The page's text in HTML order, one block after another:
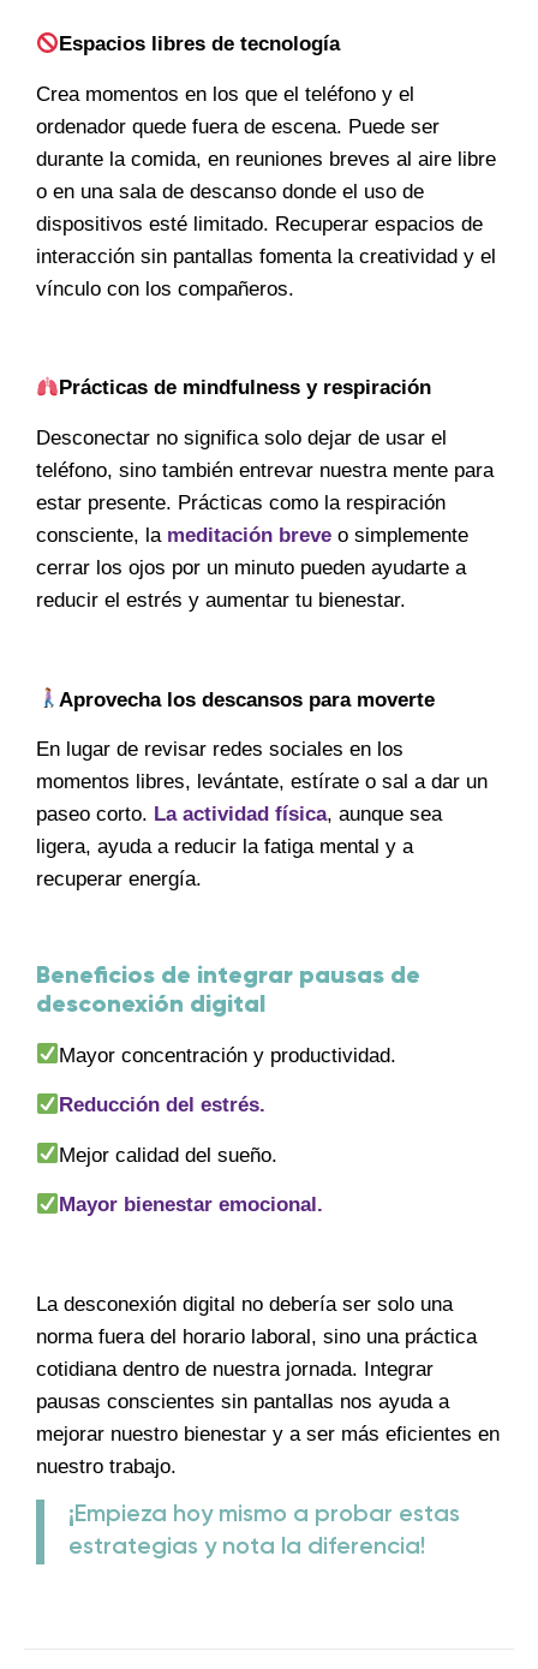
Espacios libres de tecnología
Crea momentos en los que el teléfono y el
ordenador quede fuera de escena. Puede ser
durante la comida, en reuniones breves al aire libre
o en una sala de descanso donde el uso de
dispositivos esté limitado. Recuperar espacios de
interacción sin pantallas fomenta la creatividad y el
vínculo con los compañeros.
Prácticas de mindfulness y respiración
Desconectar no significa solo dejar de usar el
teléfono, sino también entrevar nuestra mente para
estar presente. Prácticas como la respiración
consciente, la meditación breve o simplemente
cerrar los ojos por un minuto pueden ayudarte a
reducir el estrés y aumentar tu bienestar.
Aprovecha los descansos para moverte
En lugar de revisar redes sociales en los
momentos libres, levántate, estírate o sal a dar un
paseo corto. La actividad física, aunque sea
ligera, ayuda a reducir la fatiga mental y a
recuperar energía.
Beneficios de integrar pausas de
desconexión digital
Mayor concentración y productividad.
Reducción del estrés.
Mejor calidad del sueño.
Mayor bienestar emocional.
La desconexión digital no debería ser solo una
norma fuera del horario laboral, sino una práctica
cotidiana dentro de nuestra jornada. Integrar
pausas conscientes sin pantallas nos ayuda a
mejorar nuestro bienestar y a ser más eficientes en
nuestro trabajo.
¡Empieza hoy mismo a probar estas
estrategias y nota la diferencia!